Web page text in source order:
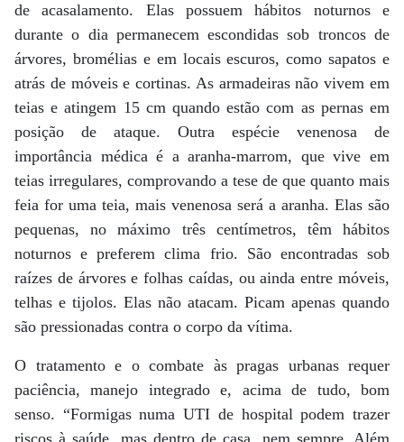
de acasalamento. Elas possuem hábitos noturnos e
durante o dia permanecem escondidas sob troncos de
árvores, bromélias e em locais escuros, como sapatos e
atrás de móveis e cortinas. As armadeiras não vivem em
teias e atingem 15 cm quando estão com as pernas em
posição de ataque. Outra espécie venenosa de
importância médica é a aranha-marrom, que vive em
teias irregulares, comprovando a tese de que quanto mais
feia for uma teia, mais venenosa será a aranha. Elas são
pequenas, no máximo três centímetros, têm hábitos
noturnos e preferem clima frio. São encontradas sob
raízes de árvores e folhas caídas, ou ainda entre móveis,
telhas e tijolos. Elas não atacam. Picam apenas quando
são pressionadas contra o corpo da vítima.
O tratamento e o combate às pragas urbanas requer
paciência, manejo integrado e, acima de tudo, bom
senso. “Formigas numa UTI de hospital podem trazer
riscos à saúde, mas dentro de casa, nem sempre. Além